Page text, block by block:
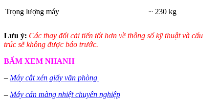
Trọng lượng máy ~ 230 kg
Lưu ý: Các thay đổi cải tiến tốt hơn về thông số kỹ thuật và cấu
trúc sẽ không được báo trước.
BẤM XEM NHANH
– Máy cắt xén giấy văn phòng
– Máy cán màng nhiệt chuyên nghiệp